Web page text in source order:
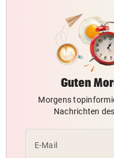
Guten
Morgens
Nachrichten
E-Mail